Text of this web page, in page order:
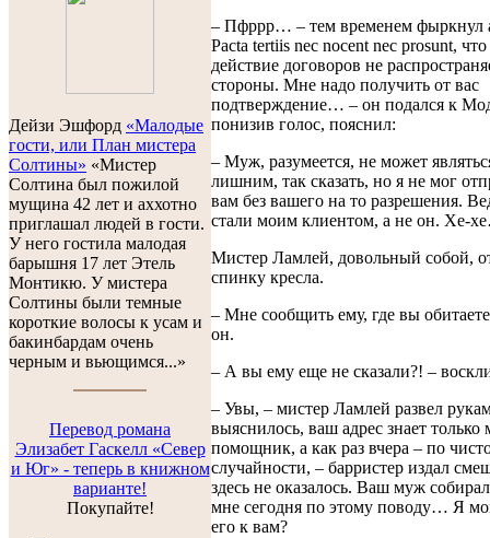
Дейзи Эшфорд «Малодые
гости, или План мистера
Солтины» «Мистер
Солтина был пожилой
мущина 42 лет и аххотно
приглашал людей в гости.
У него гостила малодая
барышня 17 лет Этель
Монтикю. У мистера
Солтины были темные
короткие волосы к усам и
бакинбардам очень
черным и вьющимся...»
Перевод романа
Элизабет Гаскелл «Север
и Юг» - теперь в книжном
варианте!
Покупайте!
– Пфррр… – тем временем фыркнул
Pacta tertiis nec nocent nec prosunt, что
действие договоров не
стороны. Мне надо получить от вас
подтверждение… – он подался к
понизив голос, пояснил:
– Муж, разумеется, не может
лишним, так сказать, но я не мог
вам без вашего на то разрешения.
стали моим клиентом, а не он. Хе-
Мистер Ламлей, довольный собой,
спинку кресла.
– Мне сообщить ему, где вы
он.
– А вы ему еще не сказали?! –
– Увы, – мистер Ламлей развел
выяснилось, ваш адрес знает только
помощник, а как раз вчера – по
случайности, – барристер издал
здесь не оказалось. Ваш муж
мне сегодня по этому поводу… Я
его к вам?